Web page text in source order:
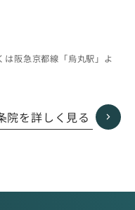
阪急京都線「烏丸駅」よ
院を詳しく見る